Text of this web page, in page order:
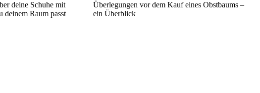
deine Schuhe mit
deinem Raum passt
Überlegungen vor dem Kauf eines Obstbaums –
ein Überblick